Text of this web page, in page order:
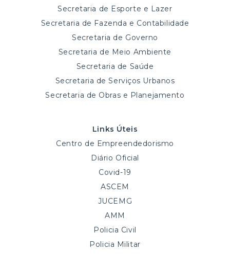
Secretaria de Esporte e Lazer
Secretaria de Fazenda e Contabilidade
Secretaria de Governo
Secretaria de Meio Ambiente
Secretaria de Saúde
Secretaria de Serviços Urbanos
Secretaria de Obras e Planejamento
Links Úteis
Centro de Empreendedorismo
Diário Oficial
Covid-19
ASCEM
JUCEMG
AMM
Policia Civil
Policia Militar